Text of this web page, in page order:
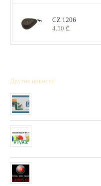
CZ 1206
4.50 ₾
Другие новости